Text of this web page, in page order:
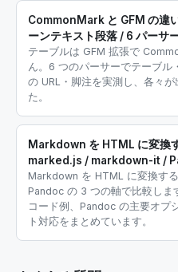
CommonMark と GFM の違
ーンテキスト段落 / 6 パーサ
テーブルは GFM 拡張で
ん。6 つのパーサーでテーブル
の URL・脚注を実測し、各々
た。
Markdown を HTML に変換
marked.js / markdown-it /
Markdown を HTML に変換す
Pandoc の 3 つの軸で比較し
コード例、Pandoc の主要オプ
ト対応をまとめています。